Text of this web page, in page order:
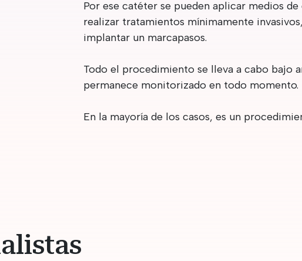
Por ese catéter se pueden aplicar medios
realizar tratamientos mínimamente
implantar un marcapasos.
Todo el procedimiento se lleva a cabo bajo
permanece monitorizado en todo momento.
En la mayoría de los casos, es un